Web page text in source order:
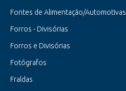
Fontes de Alimentação/Automotivas
Forros - Divisórias
Forros e Divisórias
Fotógrafos
Fraldas